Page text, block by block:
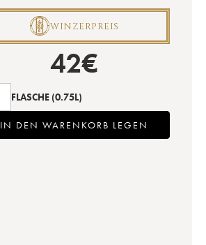
PWINZERPREIS
42€
FLASCHE (0.75L)
IN DEN WARENKORB LEGEN